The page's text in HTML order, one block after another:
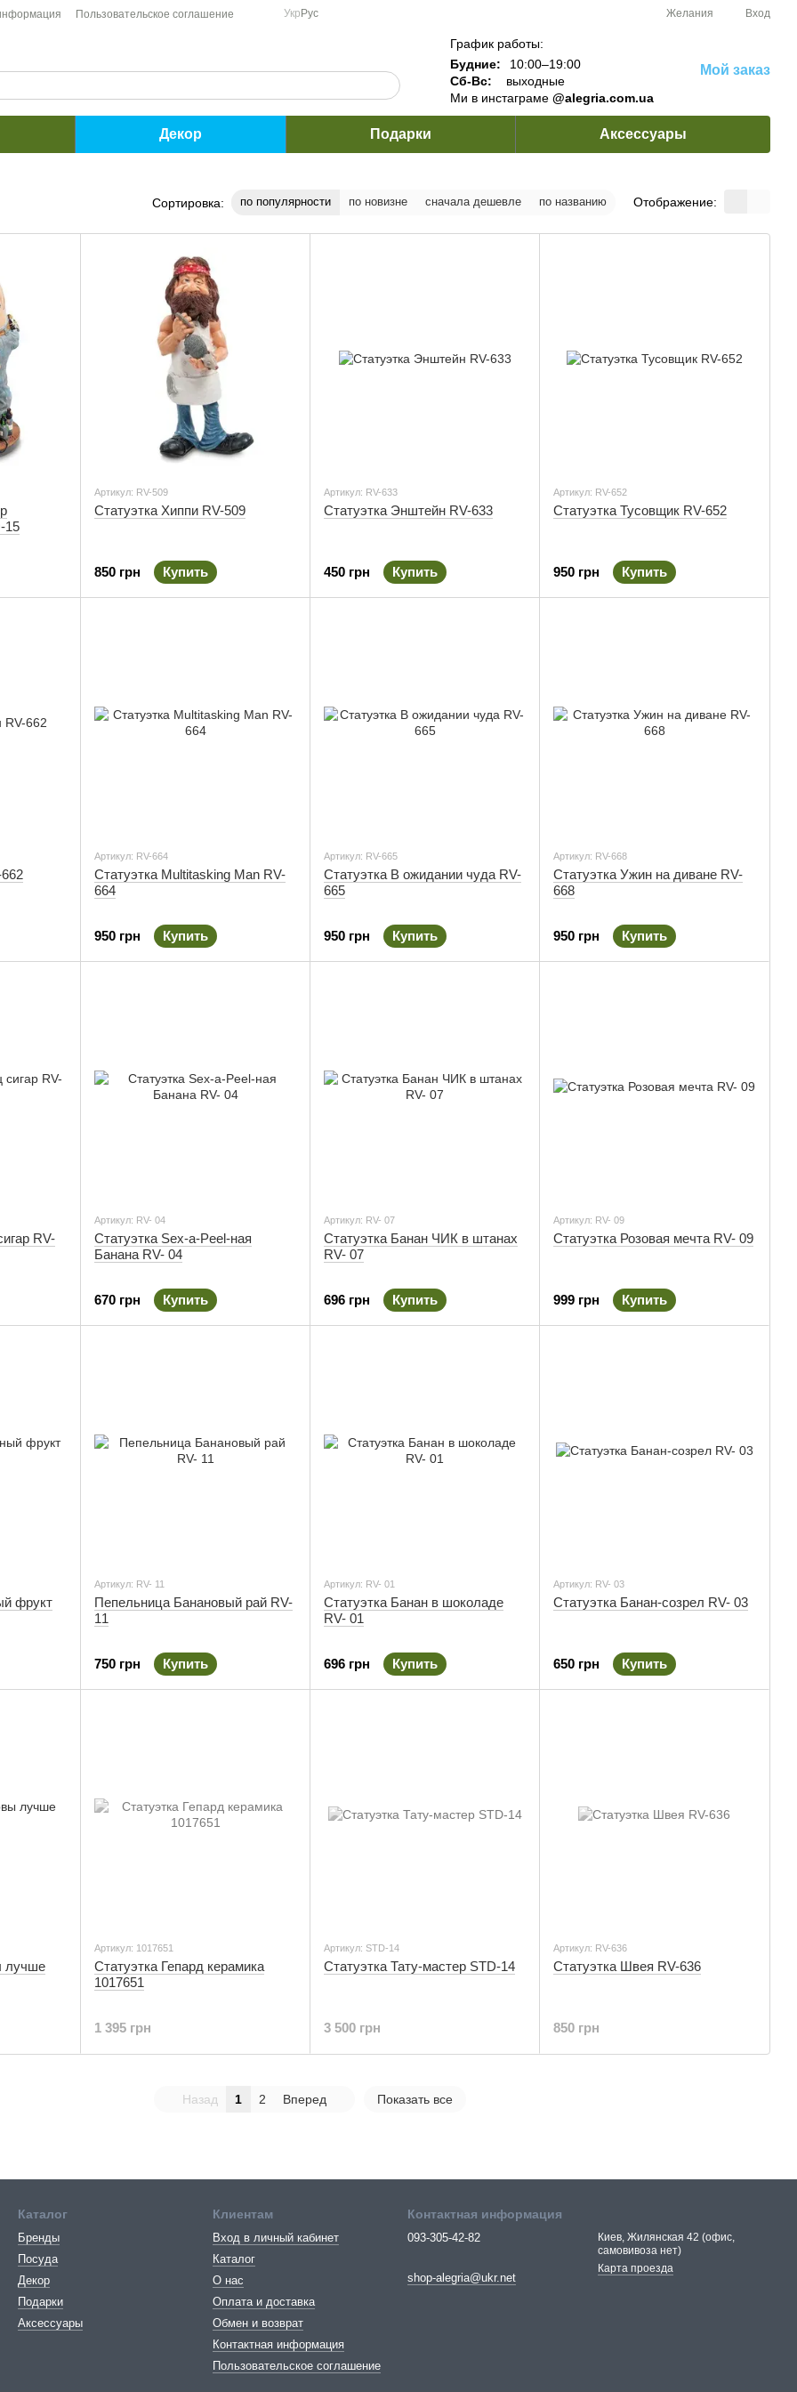
Пользовательское соглашение Укр Рус Желания Вход
График работы:
Будние:
10:00–19:00
Сб-Вс:
выходные
Ми в инстаграме @alegria.com.ua
Мой заказ
Декор Подарки Аксессуары
Сортировка: по популярности по новизне сначала дешевле по названию Отображение:
15
Артикул: RV-509
Статуэтка Хиппи RV-509
850 грн Купить
Артикул: RV-633
Статуэтка Энштейн RV-633
450 грн Купить
Артикул: RV-652
Статуэтка Тусовщик RV-652
950 грн Купить
Артикул: RV-664
Статуэтка Multitasking Man RV-
664
950 грн Купить
Артикул: RV-665
Статуэтка В ожидании чуда RV-
665
950 грн Купить
Артикул: RV-668
Статуэтка Ужин на диване RV-
668
950 грн Купить
RV-
Артикул: RV- 04
Статуэтка Sex-a-Peel-ная
Банана RV- 04
670 грн Купить
Артикул: RV- 07
Статуэтка Банан ЧИК в штанах
RV- 07
696 грн Купить
Артикул: RV- 09
Статуэтка Розовая мечта RV- 09
999 грн Купить
фрукт
Артикул: RV- 11
Пепельница Банановый рай RV-
11
750 грн Купить
Артикул: RV- 01
Статуэтка Банан в шоколаде
RV- 01
696 грн Купить
Артикул: RV- 03
Статуэтка Банан-созрел RV- 03
650 грн Купить
лучше
Артикул: 1017651
Cтатуэтка Гепард керамика
1017651
1 395 грн
Артикул: STD-14
Статуэтка Тату-мастер STD-14
3 500 грн
Артикул: RV-636
Статуэтка Швея RV-636
850 грн
Назад 1 2 Вперед Показать все
Каталог
Бренды
Посуда
Декор
Подарки
Аксессуары
Клиентам
Вход в личный кабинет
Каталог
О нас
Оплата и доставка
Обмен и возврат
Контактная информация
Пользовательское соглашение
Контактная информация
093-305-42-82
shop-alegria@ukr.net
Киев, Жилянская 42 (офис,
самовивоза нет)
Карта проезда